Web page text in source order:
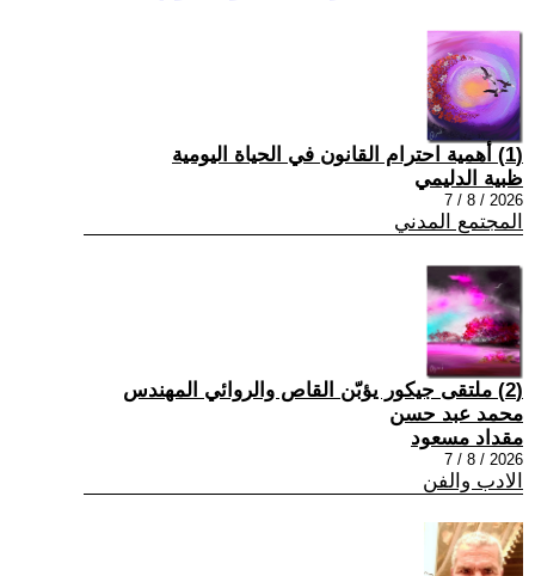
(1) أهمية احترام القانون في الحياة اليومية
ظبية الدليمي
2026 / 8 / 7
المجتمع المدني
(2) ملتقى جيكور يؤبّن القاص والروائي المهندس
محمد عبد حسن
مقداد مسعود
2026 / 8 / 7
الادب والفن